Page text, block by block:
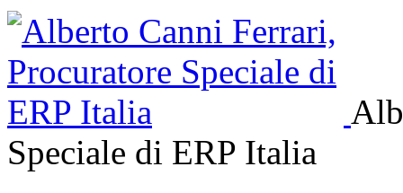
Speciale di ERP Italia